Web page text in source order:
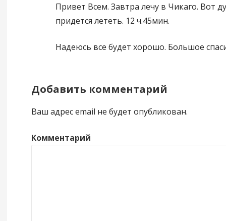
Привет Всем. Завтра лечу в Чикаго. Вот
придется лететь. 12 ч.45мин.
Надеюсь все будет хорошо. Большое
Добавить комментарий
Ваш адрес email не будет опубликован.
Комментарий